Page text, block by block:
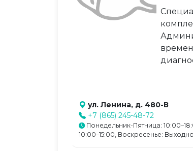
ул. Ленина, д. 480-В
+7 (865) 245-48-72
Понедельник-Пятница:
10:00–15:00, Воскресенье: